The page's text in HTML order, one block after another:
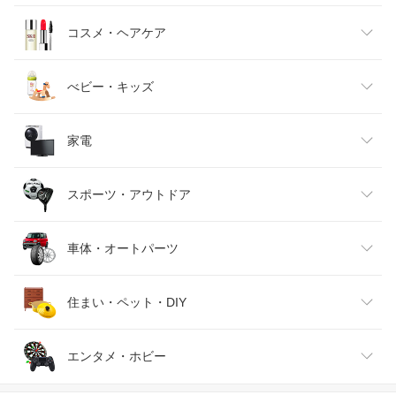
キッズファッション
ベビーファッション
インナー・下着・ナイトウェア
バッグ・小物・ブランド雑貨
靴
腕時計
ジュエリー・アクセサリー
スイーツ・お菓子
水・ソフトドリンク
ビール・洋酒
ワイン
日本酒・焼酎
日用品雑貨・文房具・手芸
ダイエット・健康
医薬品・コンタクト・介護
コスメ・ヘアケア
美容・コスメ・香水
べビー・キッズ
キッズ・ベビー・マタニティ
おもちゃ
家電
家電
TV・オーディオ・カメラ
スマートフォン・タブレット
パソコン・周辺機器
スポーツ・アウトドア
スポーツ・アウトドア
ゴルフ
車体・オートパーツ
車用品・バイク用品
車・バイク
住まい・ペット・DIY
インテリア・寝具・収納
エンタメ・ホビー